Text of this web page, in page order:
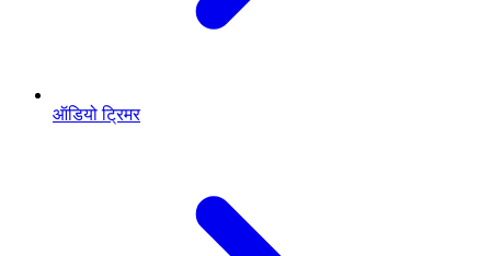
ऑडियो ट्रिमर